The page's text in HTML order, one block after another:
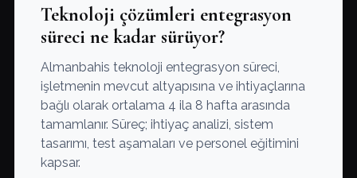
Teknoloji çözümleri entegrasyon
süreci ne kadar sürüyor?
Almanbahis teknoloji entegrasyon süreci,
işletmenin mevcut altyapısına ve ihtiyaçlarına
bağlı olarak ortalama 4 ila 8 hafta arasında
tamamlanır. Süreç; ihtiyaç analizi, sistem
tasarımı, test aşamaları ve personel eğitimini
kapsar.